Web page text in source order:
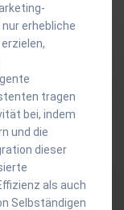
erhebliche
tragen
bei, indem
und die
dieser
als auch
Selbständigen